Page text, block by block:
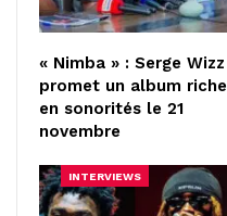
« Nimba » : Serge Wizz
promet un album riche
en sonorités le 21
novembre
INTERVIEWS